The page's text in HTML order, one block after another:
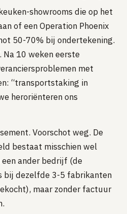
showrooms die op het
of een Operation Phoenix
50-70% bij ondertekening.
Na 10 weken eerste
met
“transportstaking in
heroriënteren ons
Voorschot weg. De
bestaat misschien wel
een ander bedrijf (de
bij dezelfde 3-5 fabrikanten
maar zonder factuur